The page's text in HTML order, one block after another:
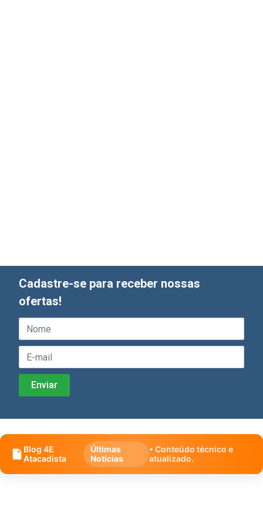
Cadastre-se para receber nossas
ofertas!
Blog 4E
Atacadista
Últimas
Notícias
• Conteúdo técnico e
atualizado.